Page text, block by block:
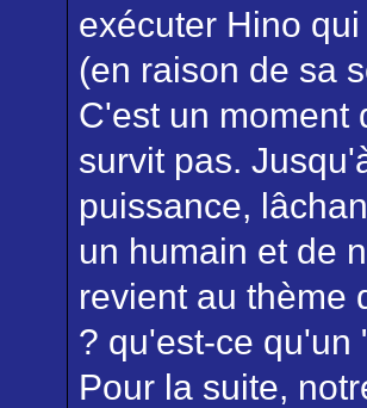
exécuter Hino
(en raison de sa
C'est un moment
survit pas.
puissance,
un humain et de
revient au thème
? qu'est-ce qu'un
Pour la suite,